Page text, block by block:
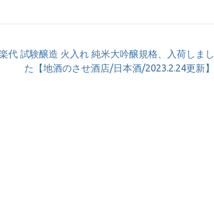
代 試験醸造 火入れ 純米大吟醸規格、入荷しまし
た【地酒のさせ酒店/日本酒/2023.2.24更新】